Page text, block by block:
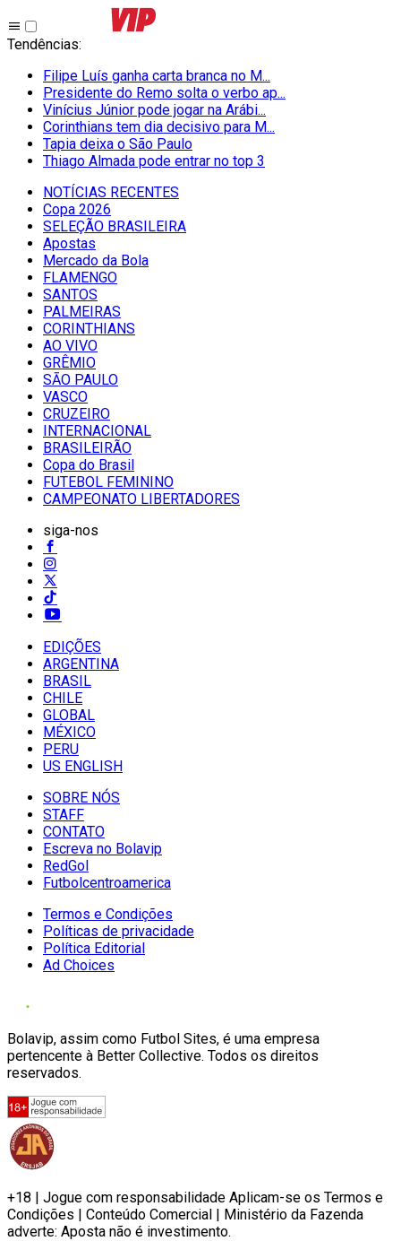
Tendências:
Filipe Luís ganha carta branca no M...
Presidente do Remo solta o verbo ap...
Vinícius Júnior pode jogar na Arábi...
Corinthians tem dia decisivo para M...
Tapia deixa o São Paulo
Thiago Almada pode entrar no top 3
NOTÍCIAS RECENTES
Copa 2026
SELEÇÃO BRASILEIRA
Apostas
Mercado da Bola
FLAMENGO
SANTOS
PALMEIRAS
CORINTHIANS
AO VIVO
GRÊMIO
SĀO PAULO
VASCO
CRUZEIRO
INTERNACIONAL
BRASILEIRÃO
Copa do Brasil
FUTEBOL FEMININO
CAMPEONATO LIBERTADORES
siga-nos
EDIÇÕES
ARGENTINA
BRASIL
CHILE
GLOBAL
MÉXICO
PERU
US ENGLISH
SOBRE NÓS
STAFF
CONTATO
Escreva no Bolavip
RedGol
Futbolcentroamerica
Termos e Condições
Políticas de privacidade
Política Editorial
Ad Choices
Bolavip, assim como Futbol Sites, é uma empresa
pertencente à Better Collective. Todos os direitos
reservados.
+18 | Jogue com responsabilidade Aplicam-se os Termos e
Condições | Conteúdo Comercial | Ministério da Fazenda
adverte: Aposta não é investimento.